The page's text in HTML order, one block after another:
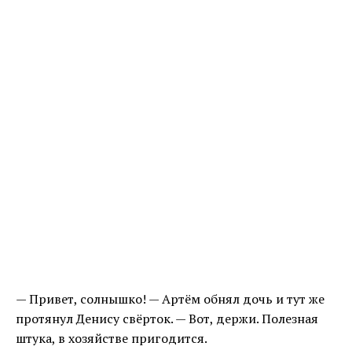
— Привет, солнышко! — Артём обнял дочь и тут же
протянул Денису свёрток. — Вот, держи. Полезная
штука, в хозяйстве пригодится.